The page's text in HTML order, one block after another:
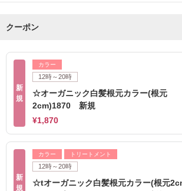
クーポン
新
規
カラー
12時～20時
☆オーガニック白髪根元カラー(根元
2cm)1870 新規
¥1,870
新
規
カラー トリートメント
12時～20時
☆tオーガニック白髪根元カラー(根元